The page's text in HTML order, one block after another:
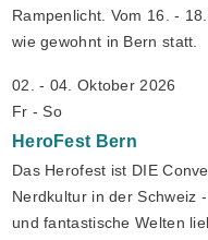
Rampenlicht. Vom 16. -
wie gewohnt in Bern statt.
02. - 04. Oktober 2026
Fr - So
HeroFest Bern
Das Herofest ist DIE
Nerdkultur in der Schweiz
und fantastische Welten